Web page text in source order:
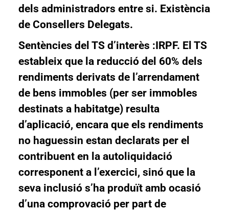
dels administradors entre si. Existència
de Consellers Delegats.
Sentències del TS d’interès :IRPF. El TS
estableix que la reducció del 60% dels
rendiments derivats de l’arrendament
de bens immobles (per ser immobles
destinats a habitatge) resulta
d’aplicació, encara que els rendiments
no haguessin estan declarats per el
contribuent en la autoliquidació
corresponent a l’exercici, sinó que la
seva inclusió s’ha produït amb ocasió
d’una comprovació per part de